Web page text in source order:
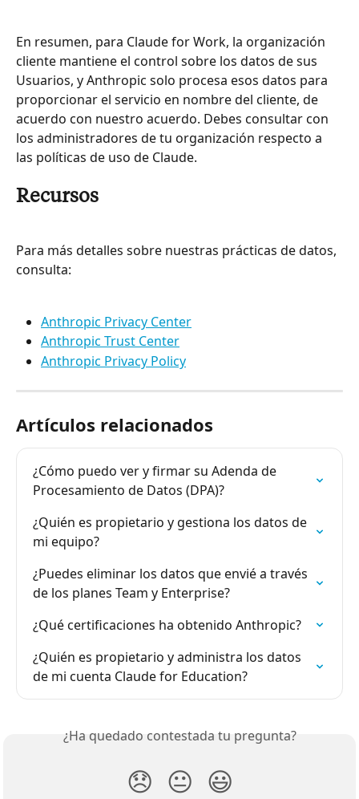
En resumen, para Claude for Work, la organización
cliente mantiene el control sobre los datos de sus
Usuarios, y Anthropic solo procesa esos datos para
proporcionar el servicio en nombre del cliente, de
acuerdo con nuestro acuerdo. Debes consultar con
los administradores de tu organización respecto a
las políticas de uso de Claude.
Recursos
Para más detalles sobre nuestras prácticas de datos,
consulta:
Anthropic Privacy Center
Anthropic Trust Center
Anthropic Privacy Policy
Artículos relacionados
¿Cómo puedo ver y firmar su Adenda de
Procesamiento de Datos (DPA)?
¿Quién es propietario y gestiona los datos de
mi equipo?
¿Puedes eliminar los datos que envié a través
de los planes Team y Enterprise?
¿Qué certificaciones ha obtenido Anthropic?
¿Quién es propietario y administra los datos
de mi cuenta Claude for Education?
¿Ha quedado contestada tu pregunta?
😞 😐 😃